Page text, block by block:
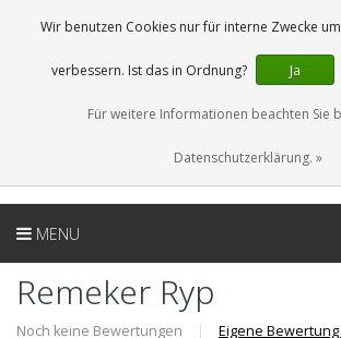
DE
MENU
Remeker Ryp
Noch keine Bewertungen | Eigene
Wir benutzen Cookies nur für interne Zwecke
verbessern. Ist das in Ordnung? Ja
Für weitere Informationen beachten Sie
Datenschutzerklärung. »